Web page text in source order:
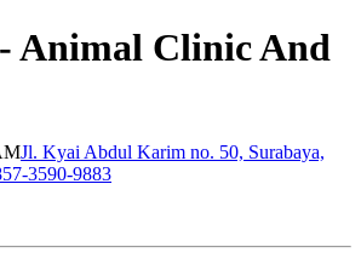
Animal Clinic And
Jl. Kyai Abdul Karim no. 50, Surabaya,
3590-9883